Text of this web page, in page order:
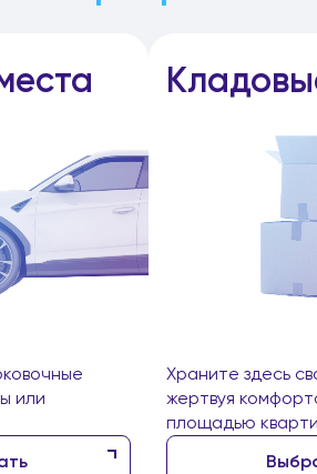
или
Храните здесь
жертвуя
площадью